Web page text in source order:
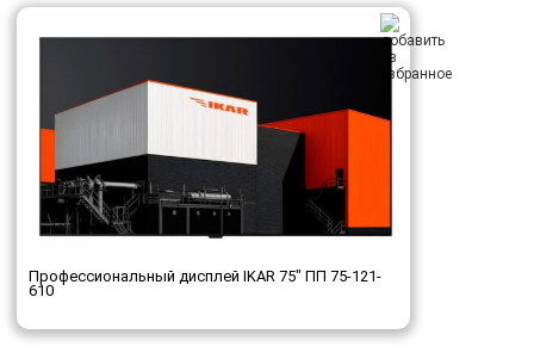
Профессиональный дисплей IKAR 75" ПП 75-121-
610